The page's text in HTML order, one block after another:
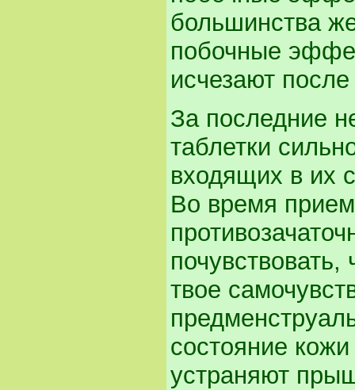
большинства
побочные
исчезают
За последние
таблетки
входящих в их
Во время
твое
состояние
устраняют